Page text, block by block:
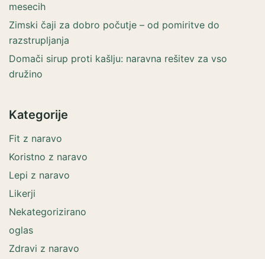
mesecih
Zimski čaji za dobro počutje – od pomiritve do
razstrupljanja
Domači sirup proti kašlju: naravna rešitev za vso
družino
Kategorije
Fit z naravo
Koristno z naravo
Lepi z naravo
Likerji
Nekategorizirano
oglas
Zdravi z naravo